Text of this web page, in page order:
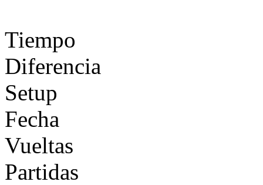
Tiempo
Diferencia
Setup
Fecha
Vueltas
Partidas